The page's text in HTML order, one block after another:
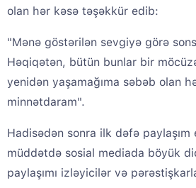
olan hər kəsə təşəkkür edib:
"Mənə göstərilən sevgiyə görə
Həqiqətən, bütün bunlar bir
yenidən yaşamağıma səbəb olan
minnətdaram".
Hadisədən sonra ilk dəfə paylaşım
müddətdə sosial mediada böyük
paylaşımı izləyicilər və